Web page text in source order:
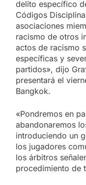
delito específico
Códigos
asociaciones
racismo de otros
actos de racismo
específicas y
partidos», dijo
presentará el
Bangkok.
«Pondremos en
abandonaremos
introduciendo un
los jugadores
los árbitros
procedimiento de